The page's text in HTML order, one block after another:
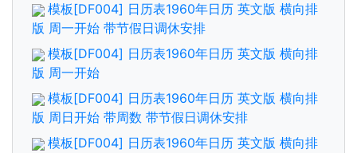
模板[DF004] 日历表1960年日历 英文版 横向排
版 周一开始 带节假日调休安排
模板[DF004] 日历表1960年日历 英文版 横向排
版 周一开始
模板[DF004] 日历表1960年日历 英文版 横向排
版 周日开始 带周数 带节假日调休安排
模板[DF004] 日历表1960年日历 英文版 横向排